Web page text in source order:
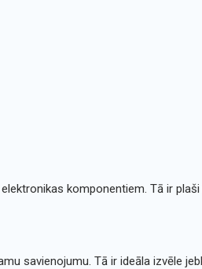
komponentiem. Tā ir
savienojumu. Tā ir ideāla izvēle